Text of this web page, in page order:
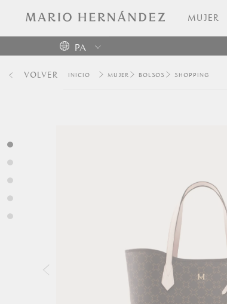
MUJER
PA
Colombia
VOLVER MUJER BOLSOS SHOPPING